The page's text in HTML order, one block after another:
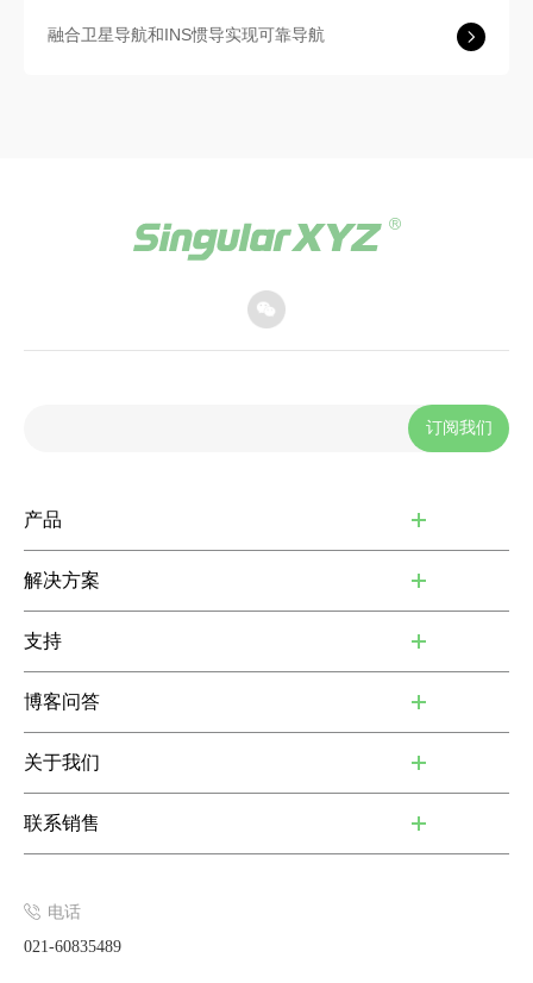
融合卫星导航和INS惯导实现可靠导航
订阅我们
产品
解决方案
支持
博客问答
关于我们
联系销售
电话
021-60835489